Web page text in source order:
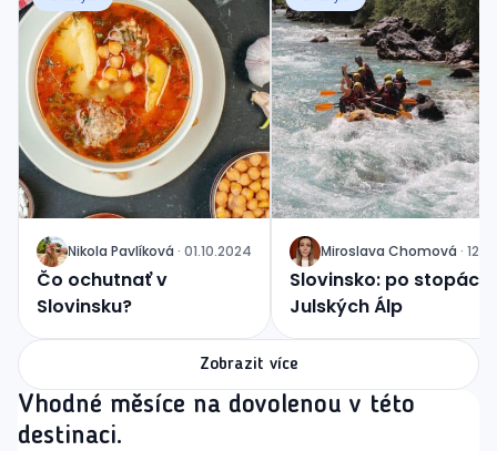
J Nikola Pavlíková · 01.10.2024
Čo ochutnať v
Slovinsku?
J Miroslava Chomová ·
Slovinsko: po stopách
Julských Álp
Zobrazit více
Vhodné měsíce na dovolenou v této
destinaci.